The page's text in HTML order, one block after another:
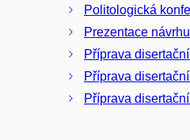
Politologická
Prezentace
Příprava
Příprava
Příprava